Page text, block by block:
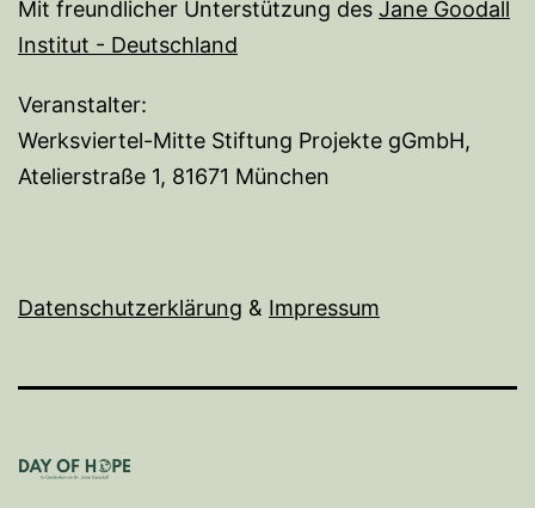
Mit freundlicher Unterstützung des Jane Goodall
Institut - Deutschland
Veranstalter:
Werksviertel-Mitte Stiftung Projekte gGmbH,
Atelierstraße 1, 81671 München
Datenschutzerklärung & Impressum